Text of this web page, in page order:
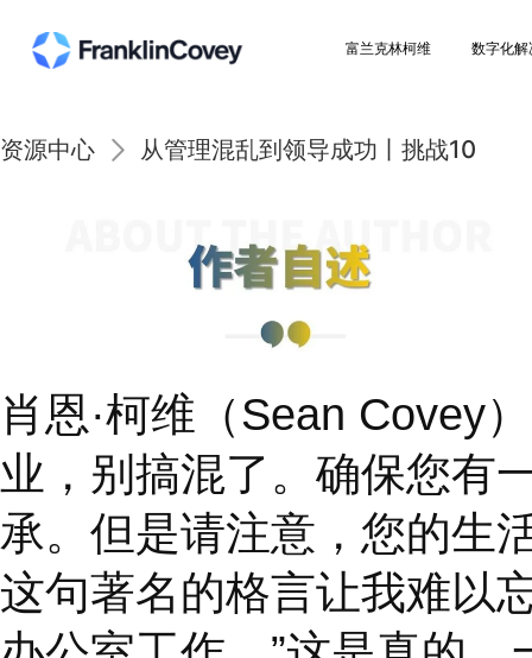
富兰克林柯维
肖恩·柯维（Sean
业，别搞混了。确保
承。但是请注意，您